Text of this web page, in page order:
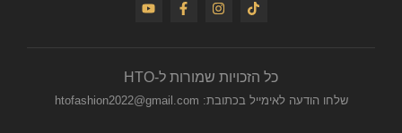
כל הזכויות שמורות ל-HTO
שלחו הודעה לאימייל בכתובת: htofashion2022@gmail.com